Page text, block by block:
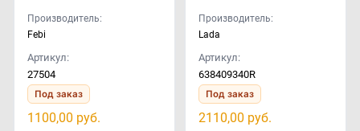
Производитель:
Febi
Артикул:
27504
Под заказ
1100,00 руб.
Производитель:
Lada
Артикул:
638409340R
Под заказ
2110,00 руб.